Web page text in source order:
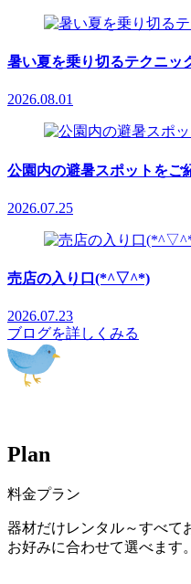
暑い夏を乗り切るテクニッ
2026.08.01
公園内の避暑スポットをご
2026.07.25
売店の入り口(*^▽^*)
2026.07.23
ブログを詳しくみる
Plan
料金プラン
器材だけレンタル～すべて
お好みに合わせて選べます。